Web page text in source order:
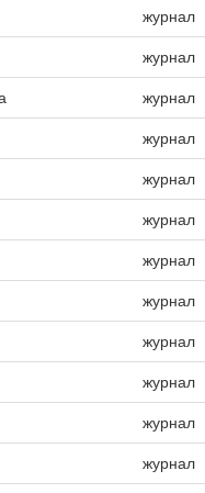
журнал
журнал
журнал
журнал
журнал
журнал
журнал
журнал
журнал
журнал
журнал
журнал